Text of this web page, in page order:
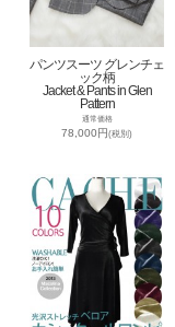
パンツスーツ グレンチェ
ック柄
Jacket & Pants in Glen
Pattern
通常価格
78,000円(税別)